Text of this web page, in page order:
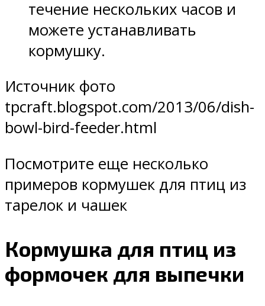
течение нескольких часов и
можете устанавливать
кормушку.
Источник фото
tpcraft.blogspot.com/2013/06/dish-
bowl-bird-feeder.html
Посмотрите еще несколько
примеров кормушек для птиц из
тарелок и чашек
Кормушка для птиц из
формочек для выпечки